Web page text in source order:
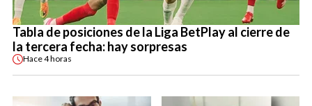
Tabla de posiciones de la Liga BetPlay al cierre de
la tercera fecha: hay sorpresas
Hace4 horas